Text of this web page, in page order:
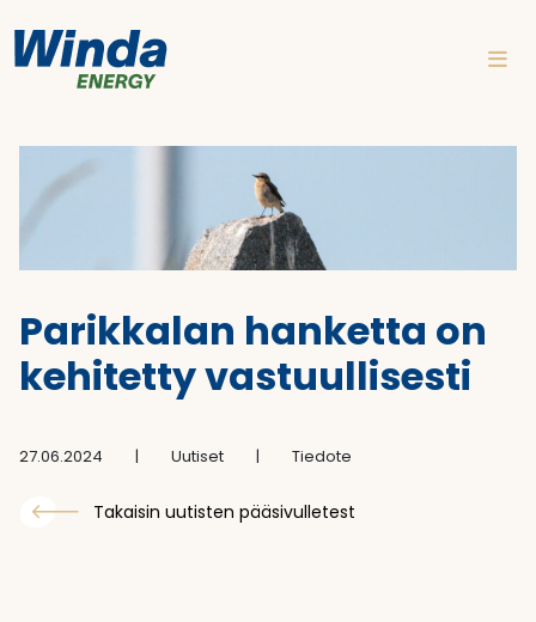
Parikkalan hanketta on
kehitetty vastuullisesti
27.06.2024 | Uutiset | Tiedote
Takaisin uutisten pääsivulletest